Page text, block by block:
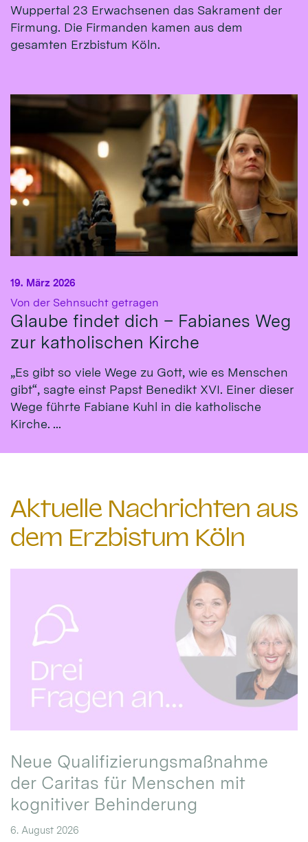
Wuppertal 23 Erwachsenen das Sakrament der
Firmung. Die Firmanden kamen aus dem
gesamten Erzbistum Köln.
Von der Sehnsucht getragen
Glaube findet dich – Fabianes Weg
zur katholischen Kirche
19. März 2026
„Es gibt so viele Wege zu Gott, wie es Menschen
gibt“, sagte einst Papst Benedikt XVI. Einer dieser
Wege führte Fabiane Kuhl in die katholische
Kirche. ...
Aktuelle Nachrichten aus
dem Erzbistum Köln
Neue Qualifizierungsmaßnahme
der Caritas für Menschen mit
kognitiver Behinderung
6. August 2026